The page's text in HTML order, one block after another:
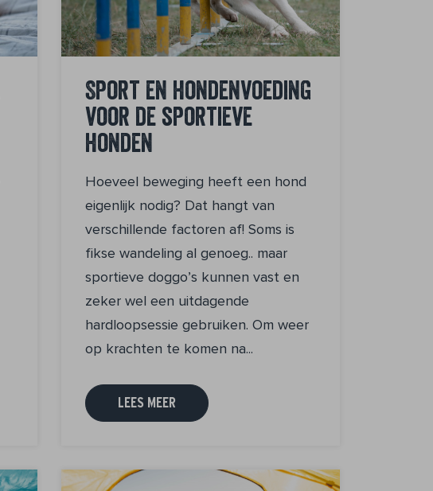
Sport en hondenvoeding
voor de sportieve
honden
Hoeveel beweging heeft een hond
eigenlijk nodig? Dat hangt van
verschillende factoren af! Soms is
fikse wandeling al genoeg.. maar
sportieve doggo’s kunnen vast en
zeker wel een uitdagende
hardloopsessie gebruiken. Om weer
op krachten te komen na...
LEES MEER